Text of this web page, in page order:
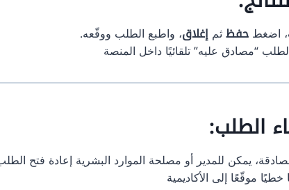
اضغطحفظثمإغلاق، واطبع الطلب ووقّعه.
“مصادق عليه” تلقائيًا داخل المنصة
الطلب:
يمكن للمدير أو مصلحة الموارد البشرية إعادة فتح
خطيًا موقّعًا إلى الأكاديمية